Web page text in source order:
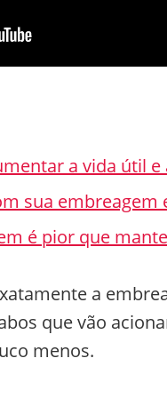
a vida útil e
sua embreagem
é pior que
a
que vão
menos.